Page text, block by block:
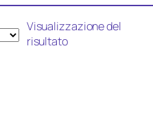
Visualizzazione del
risultato